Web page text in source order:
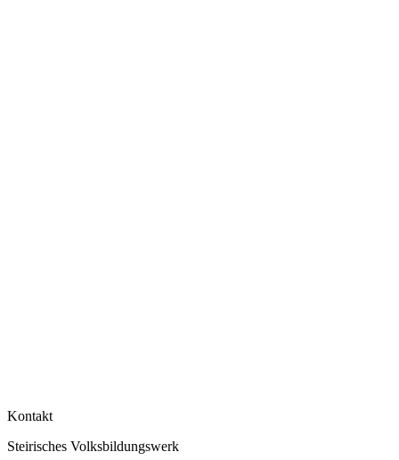
Kontakt
Steirisches Volksbildungswerk